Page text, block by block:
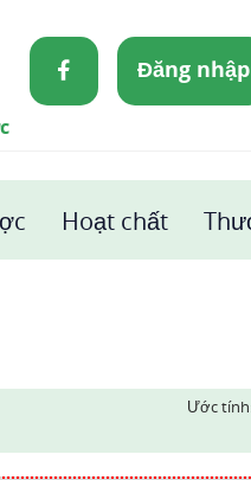
Đăng nhập
Hoạt chất
Ước